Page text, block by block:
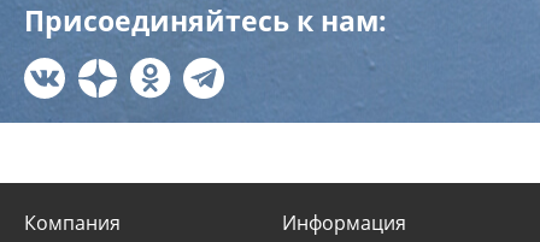
Присоединяйтесь к нам:
Компания Информация